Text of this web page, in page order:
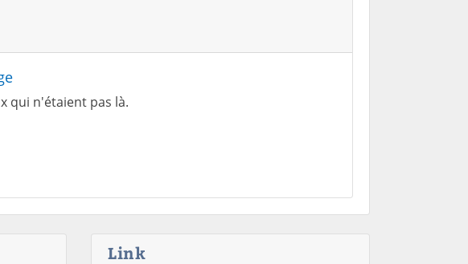
qui n'étaient pas là.
Link